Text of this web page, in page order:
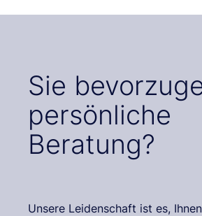
Sie
persönliche
Beratung?
Unsere Leidenschaft ist es,